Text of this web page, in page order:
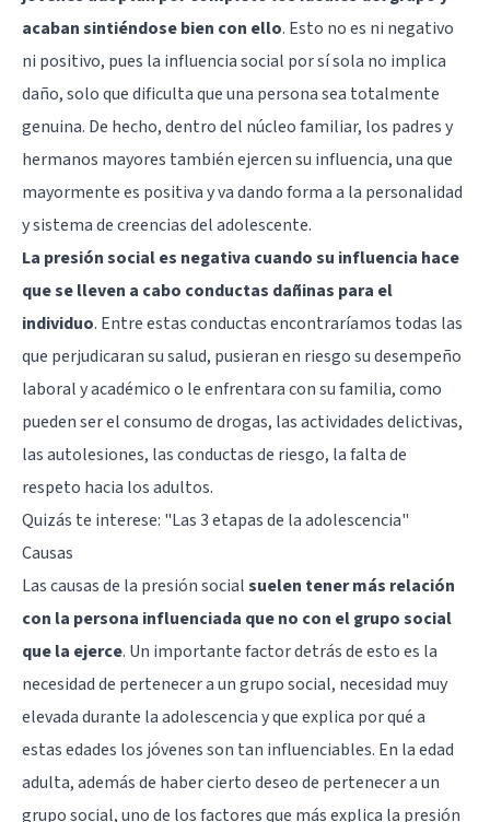
acaban sintiéndose bien con ello. Esto no es ni negativo
ni positivo, pues la influencia social por sí sola no implica
daño, solo que dificulta que una persona sea totalmente
genuina. De hecho, dentro del núcleo familiar, los padres y
hermanos mayores también ejercen su influencia, una que
mayormente es positiva y va dando forma a la personalidad
y sistema de creencias del adolescente.
La presión social es negativa cuando su influencia hace
que se lleven a cabo conductas dañinas para el
individuo. Entre estas conductas encontraríamos todas las
que perjudicaran su salud, pusieran en riesgo su desempeño
laboral y académico o le enfrentara con su familia, como
pueden ser el consumo de drogas, las actividades delictivas,
las autolesiones, las conductas de riesgo, la falta de
respeto hacia los adultos.
Quizás te interese: "Las 3 etapas de la adolescencia"
Causas
Las causas de la presión socialsuelen tener más relación
con la persona influenciada que no con el grupo social
que la ejerce. Un importante factor detrás de esto es la
necesidad de pertenecer a un grupo social, necesidad muy
elevada durante la adolescencia y que explica por qué a
estas edades los jóvenes son tan influenciables. En la edad
adulta, además de haber cierto deseo de pertenecer a un
grupo social, uno de los factores que más explica la presión